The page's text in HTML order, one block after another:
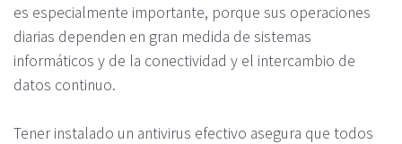
es especialmente importante, porque sus operaciones
diarias dependen en gran medida de sistemas
informáticos y de la conectividad y el intercambio de
datos continuo.
Tener instalado un antivirus efectivo asegura que todos